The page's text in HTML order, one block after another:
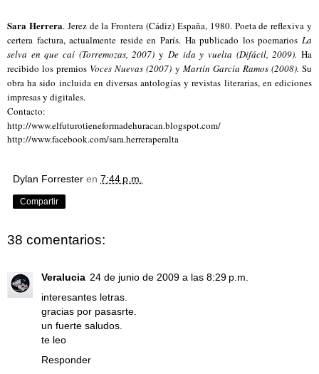
Sara Herrera. Jerez de la Frontera (Cádiz) España, 1980. Poeta de reflexiva y
certera factura, actualmente reside en París. Ha publicado los poemarios La
selva en que caí (Torremozas, 2007) y De ida y vuelta (Difácil, 2009). Ha
recibido los premios Voces Nuevas (2007) y Martín García Ramos (2008). Su
obra ha sido incluida en diversas antologías y revistas literarias, en ediciones
impresas y digitales.
Contacto:
http://www.elfuturotieneformadehuracan.blogspot.com/
http://www.facebook.com/sara.herreraperalta
Dylan Forrester en 7:44 p.m.
Compartir
38 comentarios:
Veralucia 24 de junio de 2009 a las 8:29 p.m.
interesantes letras.
gracias por pasasrte.
un fuerte saludos.
te leo
Responder